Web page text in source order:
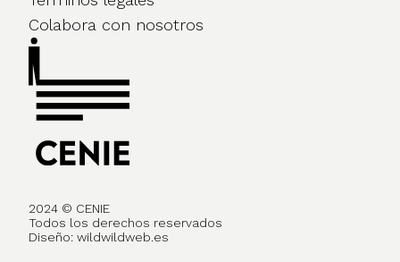
Colabora con nosotros
2024 © CENIE
Todos los derechos reservados
Diseño: wildwildweb.es